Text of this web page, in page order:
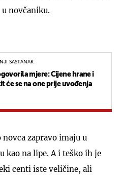
novčaniku.
SASTANAK
mjere: Cijene hrane i
će se na one prije uvođenja
zapravo imaju u
kao na lipe. A i teško ih je
centi iste veličine, ali